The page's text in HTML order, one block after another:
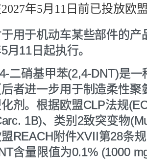
年5月11日前已投放欧
用于机动车某些部件的
月11日起执行。
二硝基甲苯(2,4-DNT)是
后者进一步用于制造柔性
剂。根据欧盟CLP法规
1B)、类别2致突变物
REACH附件XVII第28条
含量限值为0.1% (1000